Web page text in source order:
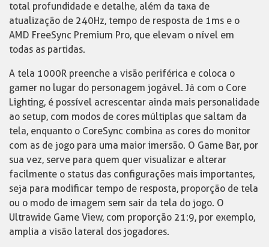
total profundidade e detalhe, além da taxa de
atualização de 240Hz, tempo de resposta de 1ms e o
AMD FreeSync Premium Pro, que elevam o nível em
todas as partidas.
A tela 1000R preenche a visão periférica e coloca o
gamer no lugar do personagem jogável. Já com o Core
Lighting, é possível acrescentar ainda mais personalidade
ao setup, com modos de cores múltiplas que saltam da
tela, enquanto o CoreSync combina as cores do monitor
com as de jogo para uma maior imersão. O Game Bar, por
sua vez, serve para quem quer visualizar e alterar
facilmente o status das configurações mais importantes,
seja para modificar tempo de resposta, proporção de tela
ou o modo de imagem sem sair da tela do jogo. O
Ultrawide Game View, com proporção 21:9, por exemplo,
amplia a visão lateral dos jogadores.